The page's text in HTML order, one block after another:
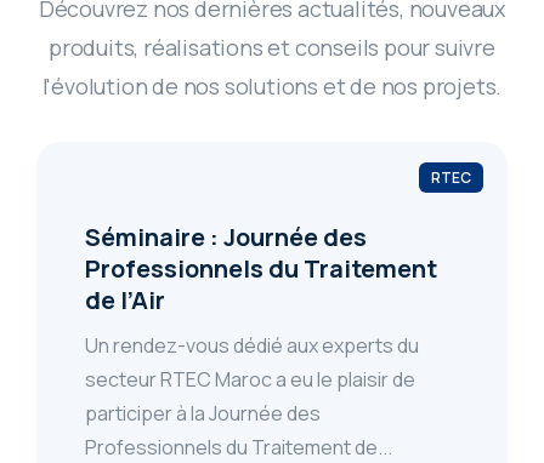
Découvrez nos dernières actualités, nouveaux
produits, réalisations et conseils pour suivre
l'évolution de nos solutions et de nos projets.
RTEC
Séminaire : Journée des
Professionnels du Traitement
de l’Air
Un rendez-vous dédié aux experts du
secteur RTEC Maroc a eu le plaisir de
participer à la Journée des
Professionnels du Traitement de...